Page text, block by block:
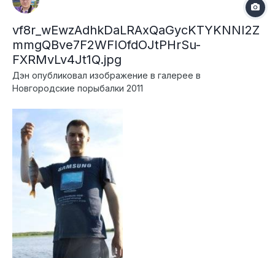
vf8r_wEwzAdhkDaLRAxQaGycKTYKNNI2Z
mmgQBve7F2WFIOfdOJtPHrSu-
FXRMvLv4Jt1Q.jpg
Дэн опубликовал изображение в галерее в
Новгородские порыбалки 2011